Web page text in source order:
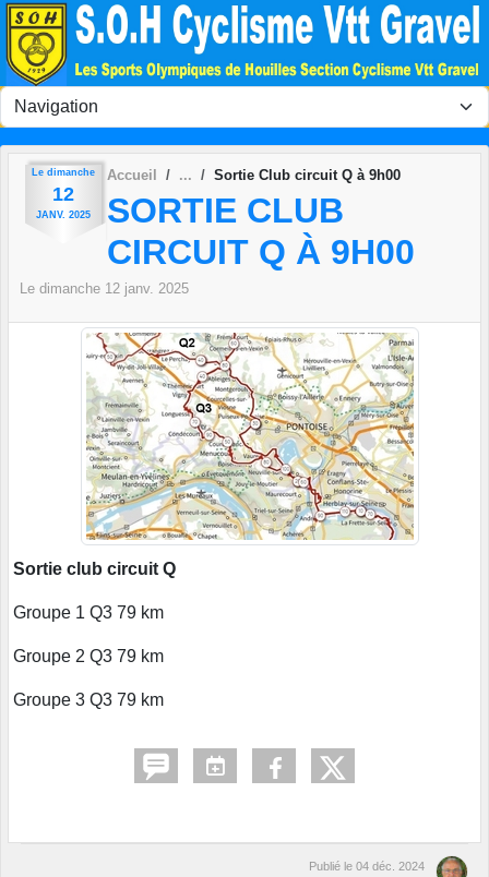
Le dimanche
12
JANV. 2025
Accueil Sortie Club circuit Q à 9h00
SORTIE CLUB
CIRCUIT Q À 9H00
Le dimanche 12 janv. 2025
Sortie club circuit Q
Groupe 1 Q3 79 km
Groupe 2 Q3 79 km
Groupe 3 Q3 79 km
Publié le 04 déc. 2024
Panneau de gestion des cookies